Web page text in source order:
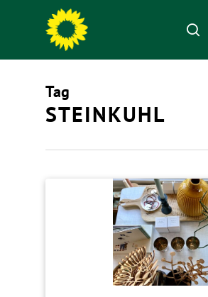
Hit enter to search or ESC to close
Tag
STEINKUHL